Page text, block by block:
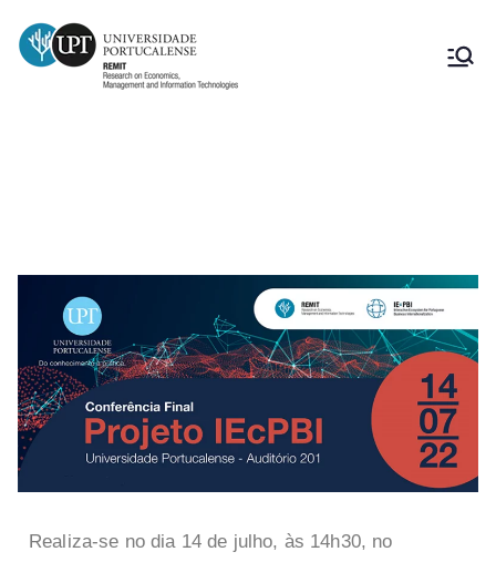
Realiza-se no dia 14 de julho, às 14h30, no